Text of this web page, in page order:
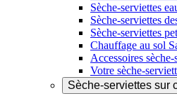
Sèche-serviettes
Sèche-serviettes
Sèche-serviettes
Chauffage au sol
Accessoires sèche-
Votre sèche-
Sèche-serviettes sur